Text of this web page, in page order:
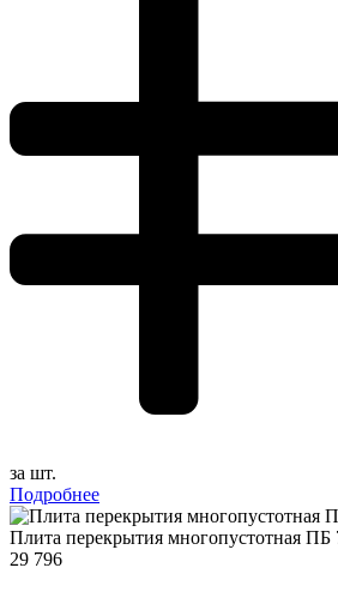
за шт.
Подробнее
Плита перекрытия многопустотная ПБ
29 796